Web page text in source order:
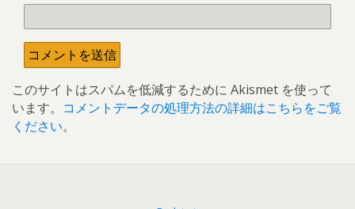
このサイトはスパムを低減するために Akismet を使って
います。 コメントデータの処理方法の詳細はこちらをご覧
ください。